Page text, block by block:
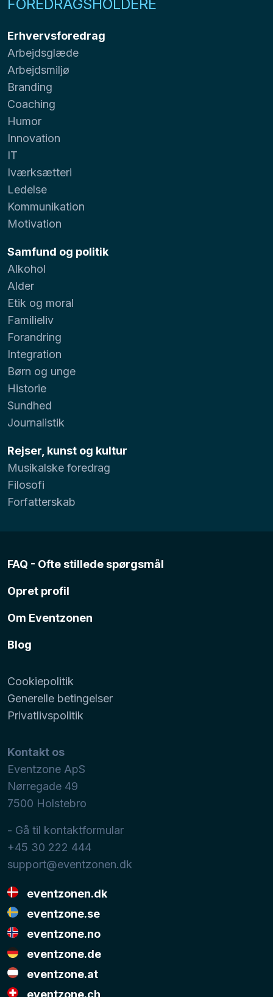
FOREDRAGSHOLDERE
Erhvervsforedrag
Arbejdsglæde
Arbejdsmiljø
Branding
Coaching
Humor
Innovation
IT
Iværksætteri
Ledelse
Kommunikation
Motivation
Samfund og politik
Alkohol
Alder
Etik og moral
Familieliv
Forandring
Integration
Børn og unge
Historie
Sundhed
Journalistik
Rejser, kunst og kultur
Musikalske foredrag
Filosofi
Forfatterskab
FAQ - Ofte stillede spørgsmål
Opret profil
Om Eventzonen
Blog
Cookiepolitik
Generelle betingelser
Privatlivspolitik
Kontakt os
Eventzone ApS
Nørregade 49
7500 Holstebro
- Gå til kontaktformular
+45 30 222 444
support@eventzonen.dk
eventzonen.dk
eventzone.se
eventzone.no
eventzone.de
eventzone.at
eventzone.ch